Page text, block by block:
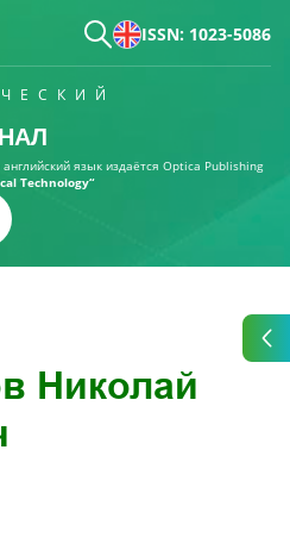
ISSN: 1023-5086
язык издаётся Optica Publishing
Technology“
Николай